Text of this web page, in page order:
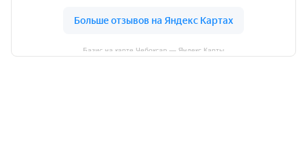
Базис на карте Чебоксар — Яндекс Карты